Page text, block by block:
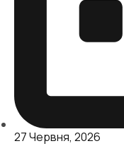
27 Червня, 2026